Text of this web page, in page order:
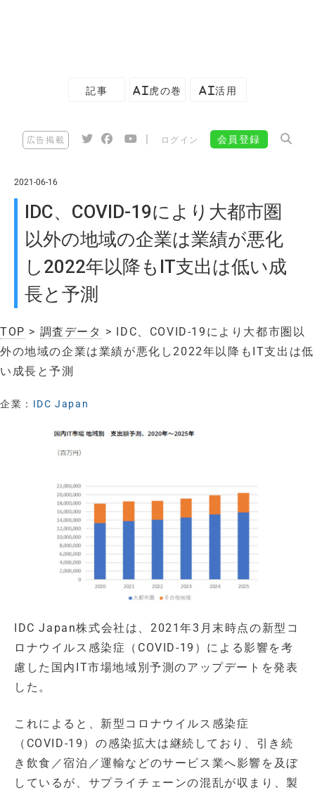
記事 AI虎の巻 AI活用
広告掲載 ログイン 会員登録
2021-06-16
IDC、COVID-19により大都市圏
以外の地域の企業は業績が悪化
し2022年以降もIT支出は低い成
長と予測
TOP > 調査データ > IDC、COVID-19により大都市圏以
外の地域の企業は業績が悪化し2022年以降もIT支出は低
い成長と予測
企業： IDC Japan
IDC Japan株式会社は、2021年3月末時点の新型コ
ロナウイルス感染症（COVID-19）による影響を考
慮した国内IT市場地域別予測のアップデートを発表
した。
これによると、新型コロナウイルス感染症
（COVID-19）の感染拡大は継続しており、引き続
き飲食／宿泊／運輸などのサービス業へ影響を及ぼ
しているが、サプライチェーンの混乱が収まり、製